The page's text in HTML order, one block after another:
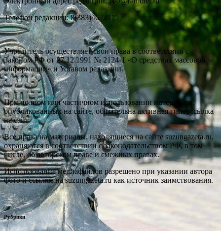
Телефон редакции: 8(383)4622415
Учредитель осуществляет свои права в соответствии с
Законом РФ от 27.12.1991 № 2124-1 «О средствах массовой
информации» и Уставом редакции.
При полном или частичном использовании материалов,
опубликованных на сайте, обязательна активная гиперссылка
на сайт.
Все права на материалы, находящиеся на сайте suzungazeta.ru,
охраняются в соответствии с законодательством РФ, в том
числе, об авторском праве и смежных правах.
Использование медиафайлов разрешено при указании автора
фото и ссылки на suzungazeta.ru как источник заимствования.
Рубрики